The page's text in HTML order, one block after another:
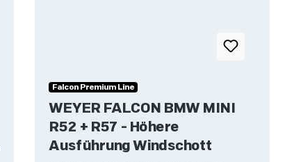
Falcon Premium Line
WEYER FALCON BMW MINI
R52 + R57 - Höhere
Ausführung Windschott